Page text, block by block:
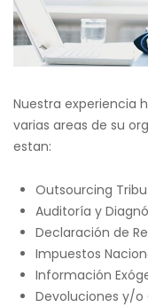
Nuestra experiencia
varias areas de su
estan:
Outsourcing
Auditoría y
Declaración de
Impuestos
Información
Devoluciones y/o